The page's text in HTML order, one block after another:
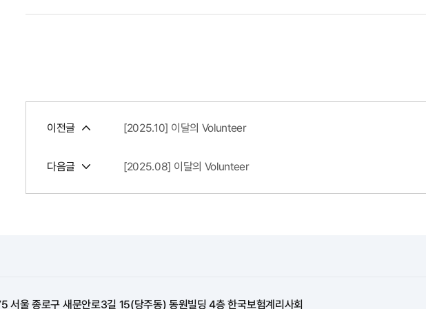
이전글 [2025.10] 이달의 Volunteer
다음글 [2025.08] 이달의 Volunteer
서울 종로구 새문안로3길 15(당주동) 동원빌딩 4층 한국보험계리사회